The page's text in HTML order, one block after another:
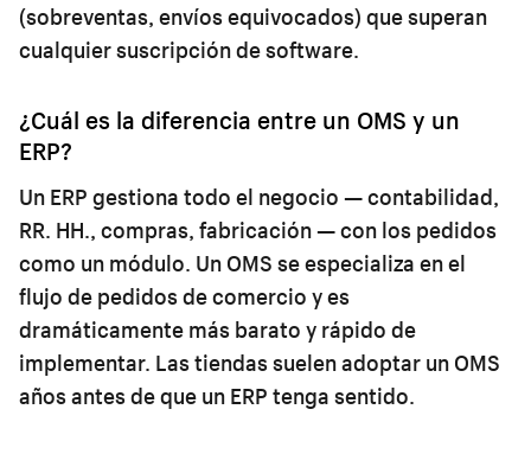
(sobreventas, envíos equivocados) que superan
cualquier suscripción de software.
¿Cuál es la diferencia entre un OMS y un
ERP?
Un ERP gestiona todo el negocio — contabilidad,
RR. HH., compras, fabricación — con los pedidos
como un módulo. Un OMS se especializa en el
flujo de pedidos de comercio y es
dramáticamente más barato y rápido de
implementar. Las tiendas suelen adoptar un OMS
años antes de que un ERP tenga sentido.